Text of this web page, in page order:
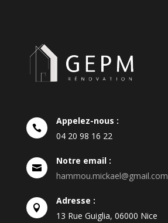

Appelez-nous :
04 20 98 16 22

Notre email :
hammou.mickael@gmail.com

Adresse :
13 Rue Guiglia, 06000 Nice